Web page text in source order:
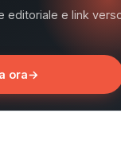
editoriale e link
ora→